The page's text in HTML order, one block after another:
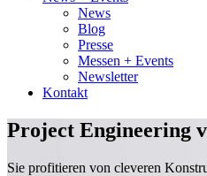
News
Blog
Presse
Messen + Events
Newsletter
Kontakt
Project Engineering
Sie profitieren von cleveren